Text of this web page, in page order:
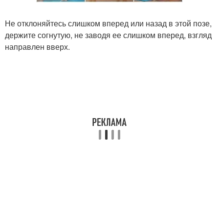
Не отклоняйтесь слишком вперед или назад в этой позе,
держите согнутую, не заводя ее слишком вперед, взгляд
направлен вверх.